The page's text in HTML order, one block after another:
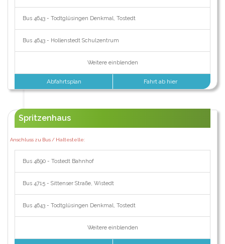
Bus 4643 - Todtglüsingen Denkmal, Tostedt
Bus 4643 - Hollenstedt Schulzentrum
Weitere einblenden
Abfahrtsplan Fahrt ab hier
Spritzenhaus
Anschluss zu Bus / Haltestelle:
Bus 4890 - Tostedt Bahnhof
Bus 4715 - Sittenser Straße, Wistedt
Bus 4643 - Todtglüsingen Denkmal, Tostedt
Weitere einblenden